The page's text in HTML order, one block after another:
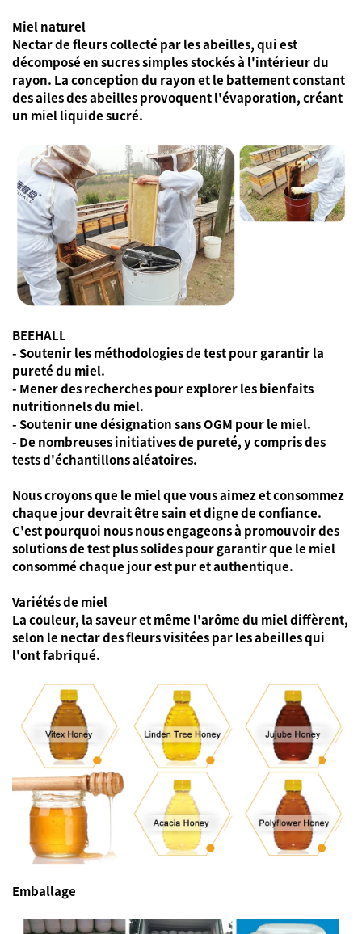
Miel naturel
Nectar de fleurs collecté par les abeilles, qui est
décomposé en sucres simples stockés à l'intérieur du
rayon. La conception du rayon et le battement constant
des ailes des abeilles provoquent l'évaporation, créant
un miel liquide sucré.
BEEHALL
- Soutenir les méthodologies de test pour garantir la
pureté du miel.
- Mener des recherches pour explorer les bienfaits
nutritionnels du miel.
- Soutenir une désignation sans OGM pour le miel.
- De nombreuses initiatives de pureté, y compris des
tests d'échantillons aléatoires.
Nous croyons que le miel que vous aimez et consommez
chaque jour devrait être sain et digne de confiance.
C'est pourquoi nous nous engageons à promouvoir des
solutions de test plus solides pour garantir que le miel
consommé chaque jour est pur et authentique.
Variétés de miel
La couleur, la saveur et même l'arôme du miel diffèrent,
selon le nectar des fleurs visitées par les abeilles qui
l'ont fabriqué.
Emballage